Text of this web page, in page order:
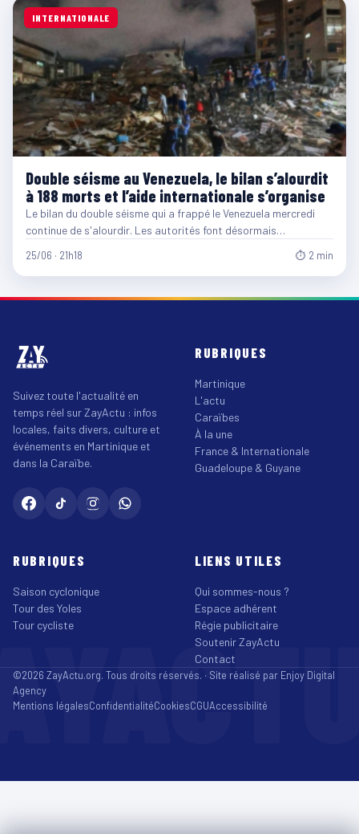
INTERNATIONALE
Double séisme au Venezuela, le bilan s’alourdit
à 188 morts et l’aide internationale s’organise
Le bilan du double séisme qui a frappé le Venezuela mercredi
continue de s'alourdir. Les autorités font désormais…
25/06 · 21h18 ⏱ 2 min
Suivez toute l'actualité en
temps réel sur ZayActu : infos
locales, faits divers, culture et
événements en Martinique et
dans la Caraïbe.
RUBRIQUES
Martinique
L'actu
Caraïbes
À la une
France & Internationale
Guadeloupe & Guyane
RUBRIQUES
Saison cyclonique
Tour des Yoles
Tour cycliste
LIENS UTILES
Qui sommes-nous ?
Espace adhérent
Régie publicitaire
Soutenir ZayActu
Contact
©2026 ZayActu.org. Tous droits réservés. · Site réalisé par Enjoy Digital
Agency
Mentions légalesConfidentialitéCookiesCGUAccessibilité